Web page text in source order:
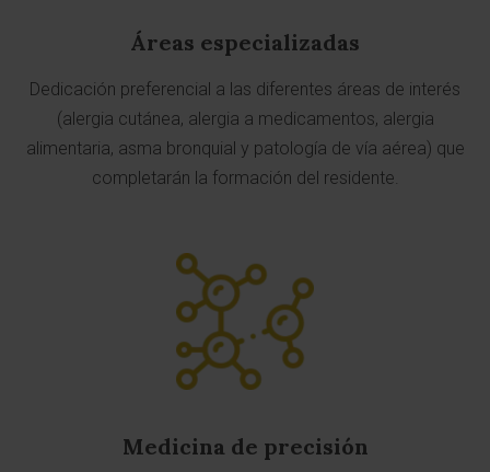
Áreas especializadas
Dedicación preferencial a las diferentes áreas de interés
(alergia cutánea, alergia a medicamentos, alergia
alimentaria, asma bronquial y patología de vía aérea) que
completarán la formación del residente.
Medicina de precisión